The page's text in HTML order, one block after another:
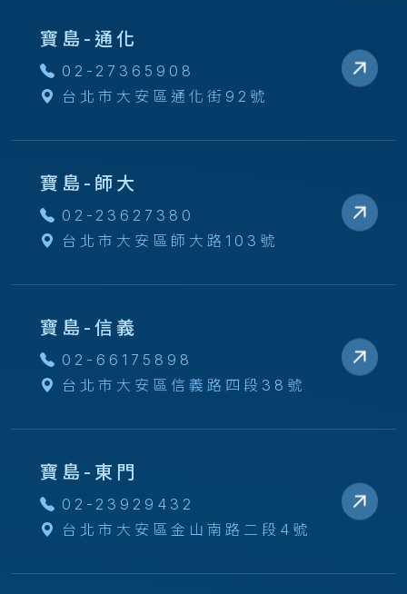
寶島-通化
02-27365908
台北市大安區通化街92號
寶島-師大
02-23627380
台北市大安區師大路103號
寶島-信義
02-66175898
台北市大安區信義路四段38號
寶島-東門
02-23929432
台北市大安區金山南路二段4號